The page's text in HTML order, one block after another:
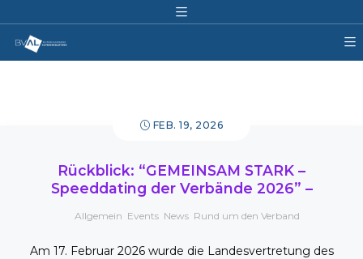
FEB. 19, 2026
Rückblick: “GEMEINSAM STARK –
Speeddating der Verbände 2026” –
Allgemein Events News Rund um den Verband
Am 17. Februar 2026 wurde die Landesvertretung des